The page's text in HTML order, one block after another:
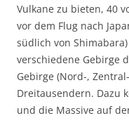
Vulkane zu bieten, 40
vor dem Flug nach
südlich von
verschiedene Gebirge
Gebirge (Nord-,
Dreitausendern. Dazu
und die Massive auf